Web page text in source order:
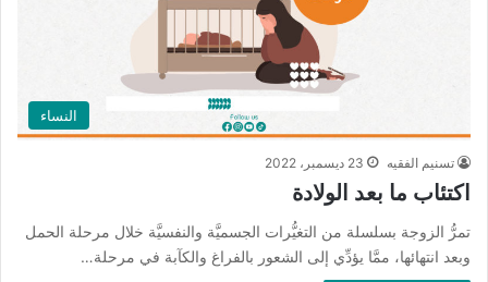
النساء
تسنيم الفقيه 23 ديسمبر، 2022
اكتئاب ما بعد الولادة
تمرُّ الزوجة بسلسلة من التغيُّرات الجسميَّة والنفسيَّة خلال مرحلة الحمل
وبعد انتهائها، ممَّا يؤدِّي إلى الشعور بالفراغ والكآبة في مرحلة…